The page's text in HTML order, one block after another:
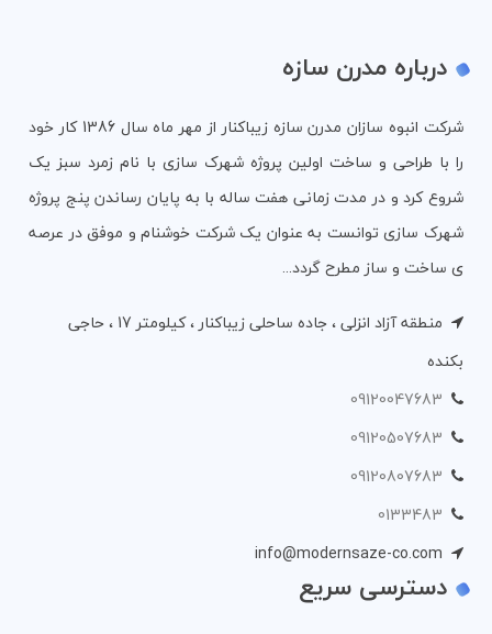
درباره مدرن سازه
شرکت انبوه سازان مدرن سازه زیباکنار از مهر ماه سال 1386 کار خود
را با طراحی و ساخت اولین پروژه شهرک سازی با نام زمرد سبز یک
شروع کرد و در مدت زمانی هفت ساله با به پایان رساندن پنج پروژه
شهرک سازی توانست به عنوان یک شرکت خوشنام و موفق در عرصه
ی ساخت و ساز مطرح گردد...
منطقه آزاد انزلی ، جاده ساحلی زیباکنار ، کیلومتر 17 ، حاجی
بکنده
09120047683
09120507683
09120807683
0133483
info@modernsaze-co.com
دسترسی سریع